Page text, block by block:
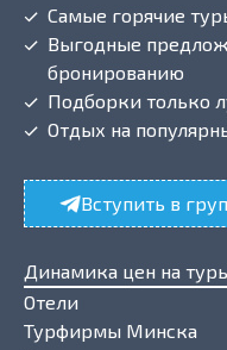
Динамика цен на
Отели
Турфирмы Минска
Самые горячие
Выгодные
бронированию
Подборки только
Отдых на
Вступить в